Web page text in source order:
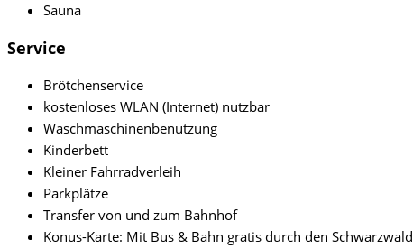
Sauna
Service
Brötchenservice
kostenloses WLAN (Internet) nutzbar
Waschmaschinenbenutzung
Kinderbett
Kleiner Fahrradverleih
Parkplätze
Transfer von und zum Bahnhof
Konus-Karte: Mit Bus & Bahn gratis durch den Schwarzwald